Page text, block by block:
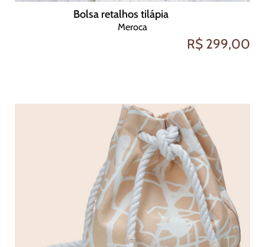
Bolsa retalhos tilápia
Meroca
R$ 299,00